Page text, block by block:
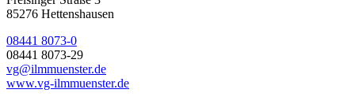
85276 Hettenshausen
08441 8073-0
08441 8073-29
vg@ilmmuenster.de
www.vg-ilmmuenster.de